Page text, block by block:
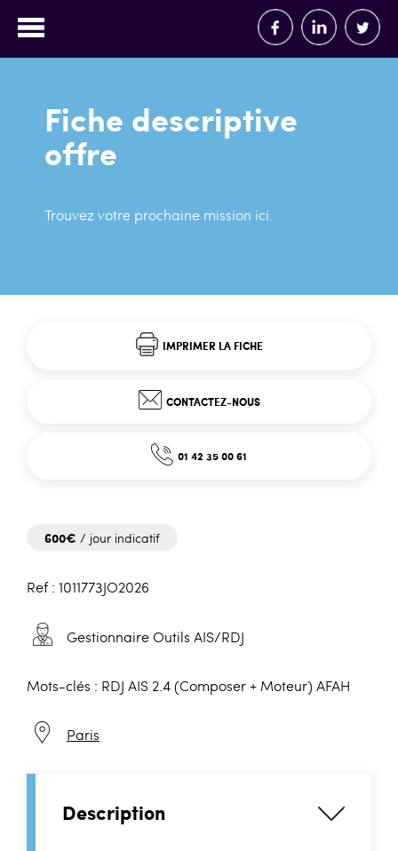
Fiche descriptive
offre
Trouvez votre prochaine mission ici.
IMPRIMER LA FICHE
CONTACTEZ-NOUS
01 42 35 00 61
600€ / jour indicatif
Ref : 1011773JO2026
Gestionnaire Outils AIS/RDJ
Mots-clés : RDJ AIS 2.4 (Composer + Moteur) AFAH
Paris
Description